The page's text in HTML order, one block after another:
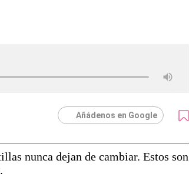
Añádenos en Google
nunca dejan de cambiar. Estos son